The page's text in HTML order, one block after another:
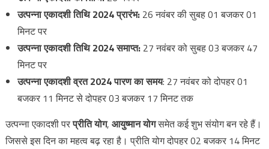
उत्‍पन्ना एकादशी तिथि 2024 प्रारंभ: 26 नवंबर की सुबह 01 बजकर 01
मिनट पर
उत्‍पन्ना एकादशी तिथि 2024 समाप्‍त: 27 नवंबर को सुबह 03 बजकर 47
मिनट पर
उत्पन्ना एकादशी व्रत 2024 पारण का समय: 27 नवंबर को दोपहर 01
बजकर 11 मिनट से दोपहर 03 बजकर 17 मिनट तक
उत्पन्ना एकादशी परप्रीति योग, आयुष्मान योगसमेत कई शुभ संयोग बन रहे हैं।
जिससे इस दिन का महत्व बढ़ रहा है। प्रीति योग दोपहर 02 बजकर 14 मिनट